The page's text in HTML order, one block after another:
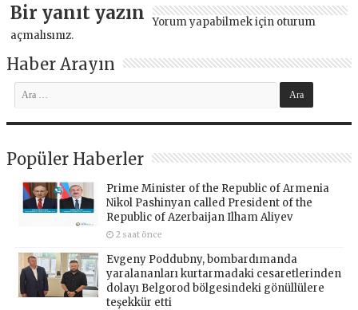
Bir yanıt yazın Yorum yapabilmek için oturum
açmalısınız.
Haber Arayın
Popüler Haberler
Prime Minister of the Republic of Armenia
Nikol Pashinyan called President of the
Republic of Azerbaijan Ilham Aliyev
2 saat önce
Evgeny Poddubny, bombardımanda
yaralananları kurtarmadaki cesaretlerinden
dolayı Belgorod bölgesindeki gönüllülere
teşekkür etti